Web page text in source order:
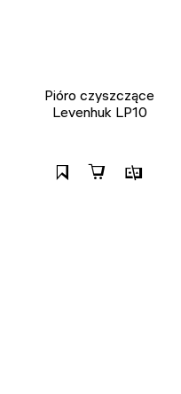
Pióro czyszczące
Levenhuk LP10